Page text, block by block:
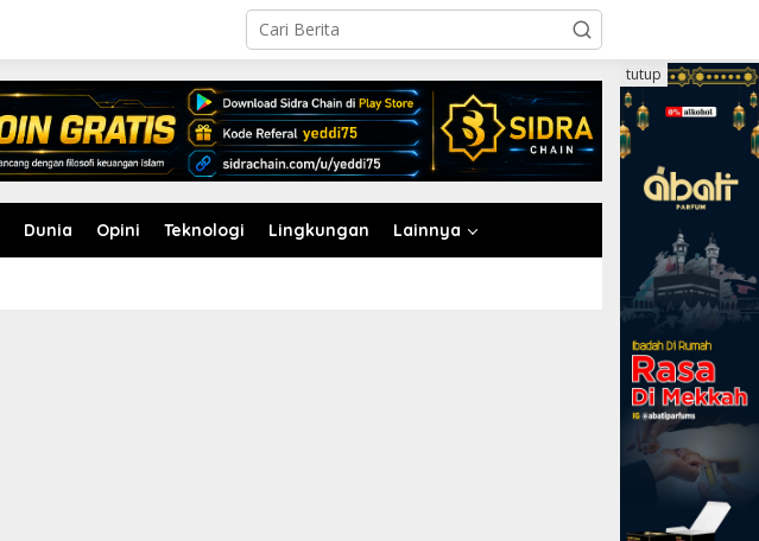
Dunia Opini Teknologi Lingkungan Lainnya
tutup